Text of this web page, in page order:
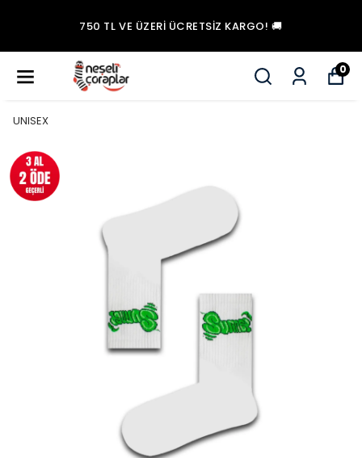
750 TL VE ÜZERI ÜCRETSİZ KARGO! 🚚
0
UNISEX